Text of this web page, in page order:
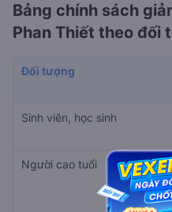
Bảng chính sách
Phan Thiết theo đối
Đối tượng
Sinh viên, học sinh
Người cao tuổi